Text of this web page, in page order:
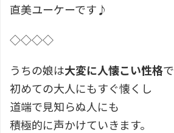
直美ユーケーです♪
◇◇◇◇
うちの娘は大変に人懐こい性格で
初めての大人にもすぐ懐くし
道端で見知らぬ人にも
積極的に声かけていきます。